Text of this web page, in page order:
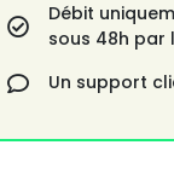
Débit
sous 48h par
Un support